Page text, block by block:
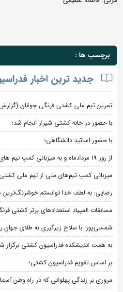
برچسب ها :
جدید ترین اخبار
تمرین تیم ملی کشتی فرنگی جوانان
با حضور در خانه کشتی شیراز انجام شد؛
با حضور اساتید دانشگاهی؛
از روز 19 مردادماه و به میزبانی کمپ تیم های ملی؛
میزبانی کمپ تیم‌های ملی از تیم ملی کشتی
رضایی: به لطف خدا توانستم
مسابقات المپیاد استعدادهای برتر کشتی
شمسی‌پور: با سلاح زیرگیری به طلای جهان
به همت اندیشکده فدراسیون کشتی برگزار
بر اساس تقویم فدراسیون کشتی؛
مروری بر زندگی پهلوانی که در راه وطن